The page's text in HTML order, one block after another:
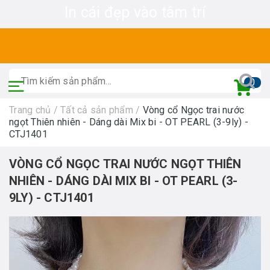
0
Trang chủ / Tất cả sản phẩm / Vòng cổ Ngọc trai nước
ngọt Thiên nhiên - Dáng dài Mix bi - OT PEARL (3-9ly) -
CTJ1401
VÒNG CỔ NGỌC TRAI NƯỚC NGỌT THIÊN
NHIÊN - DÁNG DÀI MIX BI - OT PEARL (3-
9LY) - CTJ1401